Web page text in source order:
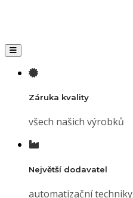
Toggle navigation
Záruka kvality
všech našich výrobků
Největší dodavatel
automatizační techniky